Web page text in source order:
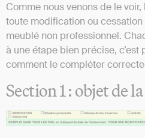
Comme nous venons de le
toute modification ou cessation
meublé non professionnel.
à une étape bien précise,
comment le compléter
Section 1 : objet de